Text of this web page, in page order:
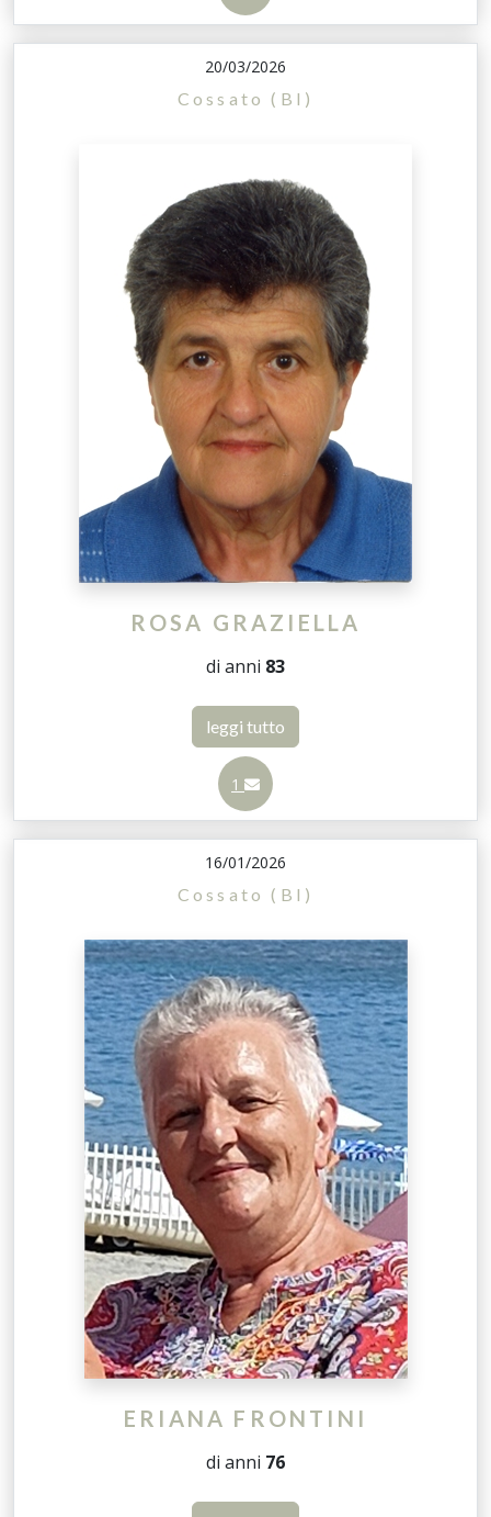
20/03/2026
Cossato (BI)
ROSA GRAZIELLA
di anni 83
leggi tutto
1
16/01/2026
Cossato (BI)
ERIANA FRONTINI
di anni 76